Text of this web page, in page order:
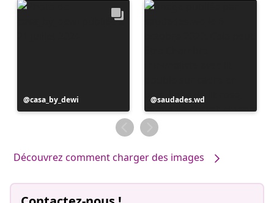
Publication
publiée
casa_by_dewi
Publication
publiée
par
saudades.wd
Découvrez comment charger des images